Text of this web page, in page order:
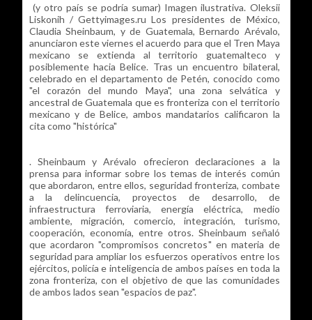
(y otro país se podría sumar) Imagen ilustrativa. Oleksii
Liskonih / Gettyimages.ru Los presidentes de México,
Claudia Sheinbaum, y de Guatemala, Bernardo Arévalo,
anunciaron este viernes el acuerdo para que el Tren Maya
mexicano se extienda al territorio guatemalteco y
posiblemente hacia Belice. Tras un encuentro bilateral,
celebrado en el departamento de Petén, conocido como
"el corazón del mundo Maya", una zona selvática y
ancestral de Guatemala que es fronteriza con el territorio
mexicano y de Belice, ambos mandatarios calificaron la
cita como "histórica"
. Sheinbaum y Arévalo ofrecieron declaraciones a la
prensa para informar sobre los temas de interés común
que abordaron, entre ellos, seguridad fronteriza, combate
a la delincuencia, proyectos de desarrollo, de
infraestructura ferroviaria, energía eléctrica, medio
ambiente, migración, comercio, integración, turismo,
cooperación, economía, entre otros. Sheinbaum señaló
que acordaron "compromisos concretos" en materia de
seguridad para ampliar los esfuerzos operativos entre los
ejércitos, policía e inteligencia de ambos países en toda la
zona fronteriza, con el objetivo de que las comunidades
de ambos lados sean "espacios de paz".